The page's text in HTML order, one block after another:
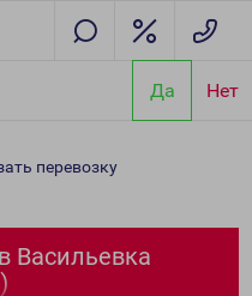
Да Нет
перевозку
Васильевка